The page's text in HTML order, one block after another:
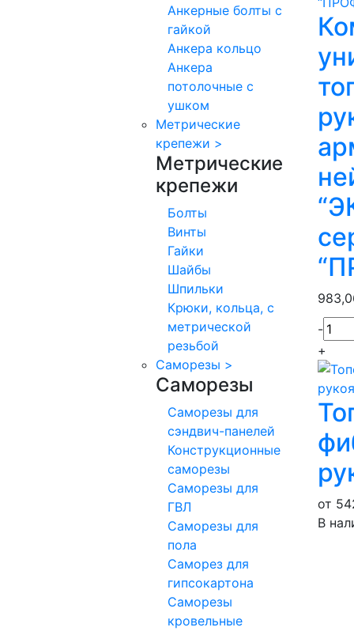
Анкерные болты с
гайкой
Анкера кольцо
Анкера
потолочные с
ушком
Метрические
крепежи >
Метрические
крепежи
Болты
Винты
Гайки
Шайбы
Шпильки
Крюки, кольца, с
метрической
резьбой
Саморезы >
Саморезы
Саморезы для
сэндвич-панелей
Конструкционные
саморезы
Саморезы для
ГВЛ
Саморезы для
пола
Саморез для
гипсокартона
Саморезы
кровельные
-
+
от
В